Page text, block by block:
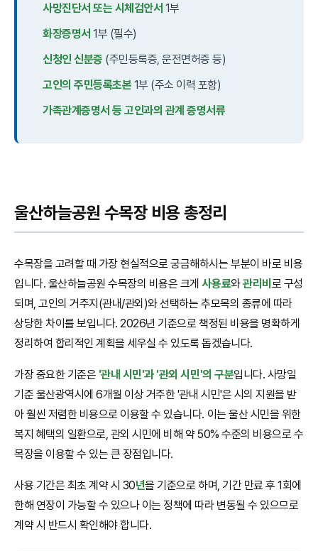
사망진단서 또는 시체검안서 1부
화장증명서 1부 (필수)
신청인 신분증 (주민등록증, 운전면허증 등)
고인의 주민등록초본 1부 (주소 이력 포함)
가족관계증명서 등 고인과의 관계 증명서류
울산하늘공원 수목장 비용 총정리
수목장을 고려할 때 가장 현실적으로 궁금해하시는 부분이 바로 비용
입니다. 울산하늘공원 수목장의 비용은 크게사용료와관리비 로 구성
되며, 고인의 거주지(관내/관외)와 선택하는 추모목의 종류에 따라
상당한 차이를 보입니다. 2026년 기준으로 책정된 비용을 명확하게
정리하여 합리적인 계획을 세우실 수 있도록 돕겠습니다.
가장 중요한 기준은 '관내 시민'과 '관외 시민'의 구분입니다. 사망일
기준 울산광역시에 6개월 이상 거주한 '관내 시민'은 시의 지원을 받
아 훨씬 저렴한 비용으로 이용할 수 있습니다. 이는 울산 시민을 위한
복지 혜택의 일환으로, 관외 시민에 비해 약 50% 수준의 비용으로 수
목장을 이용할 수 있는 큰 장점입니다.
사용 기간은 최초 계약 시 30년을 기준으로 하며, 기간 만료 후 1회에
한해 연장이 가능할 수 있으나 이는 정책에 따라 변동될 수 있으므로
계약 시 반드시 확인해야 합니다.